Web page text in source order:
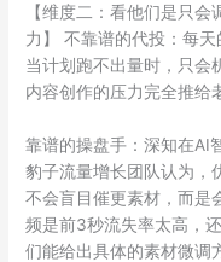
【维度二：看他们是只
力】 不靠谱的代投：每天
当计划跑不出量时，只会
内容创作的压力完全推给
靠谱的操盘手：深知在AI
豹子流量增长团队认为，
不会盲目催更素材，而是
频是前3秒流失率太高，
们能给出具体的素材微调